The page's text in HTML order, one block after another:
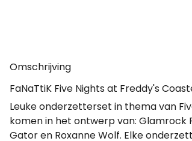
Omschrijving
FaNaTtiK Five Nights at Freddy's
Leuke onderzetterset in thema van
komen in het ontwerp van: Glamrock
Gator en Roxanne Wolf. Elke